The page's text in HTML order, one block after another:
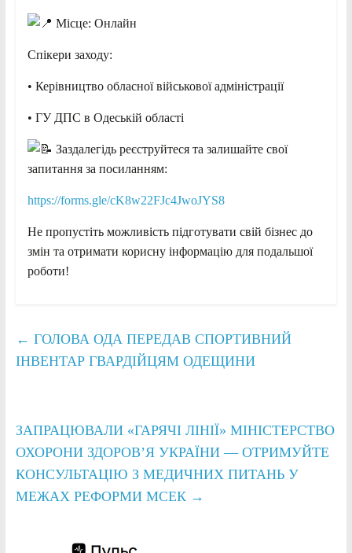
Місце: Онлайн
Спікери заходу:
• Керівництво обласної військової адміністрації
• ГУ ДПС в Одеській області
Заздалегідь реєструйтеся та залишайте свої
запитання за посиланням:
https://forms.gle/cK8w22FJc4JwoJYS8
Не пропустіть можливість підготувати свій бізнес до
змін та отримати корисну інформацію для подальшої
роботи!
← ГОЛОВА ОДА ПЕРЕДАВ СПОРТИВНИЙ
ІНВЕНТАР ГВАРДІЙЦЯМ ОДЕЩИНИ
ЗАПРАЦЮВАЛИ «ГАРЯЧІ ЛІНІЇ» МІНІСТЕРСТВО
ОХОРОНИ ЗДОРОВ’Я УКРАЇНИ — ОТРИМУЙТЕ
КОНСУЛЬТАЦІЮ З МЕДИЧНИХ ПИТАНЬ У
МЕЖАХ РЕФОРМИ МСЕК →